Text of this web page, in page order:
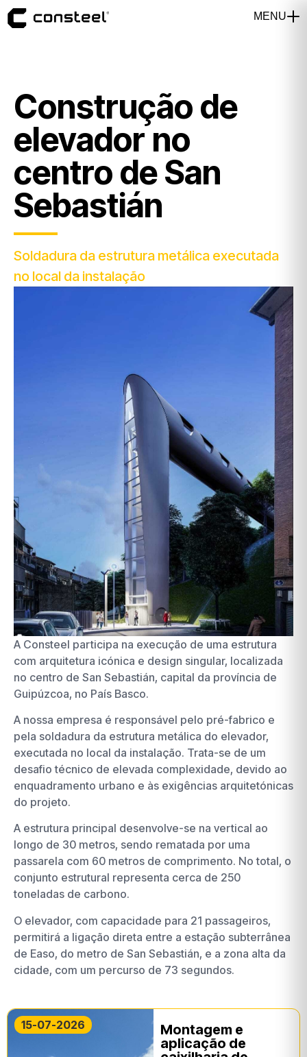
Construção de
elevador no
centro de San
Sebastián
Soldadura da estrutura metálica executada
no local da instalação
A Consteel participa na execução de uma estrutura
com arquitetura icónica e design singular, localizada
no centro de San Sebastián, capital da província de
Guipúzcoa, no País Basco.
A nossa empresa é responsável pelo pré-fabrico e
pela soldadura da estrutura metálica do elevador,
executada no local da instalação. Trata-se de um
desafio técnico de elevada complexidade, devido ao
enquadramento urbano e às exigências arquitetónicas
do projeto.
A estrutura principal desenvolve-se na vertical ao
longo de 30 metros, sendo rematada por uma
passarela com 60 metros de comprimento. No total, o
conjunto estrutural representa cerca de 250
toneladas de carbono.
O elevador, com capacidade para 21 passageiros,
permitirá a ligação direta entre a estação subterrânea
de Easo, do metro de San Sebastián, e a zona alta da
cidade, com um percurso de 73 segundos.
15-07-2026
Montagem e
aplicação de